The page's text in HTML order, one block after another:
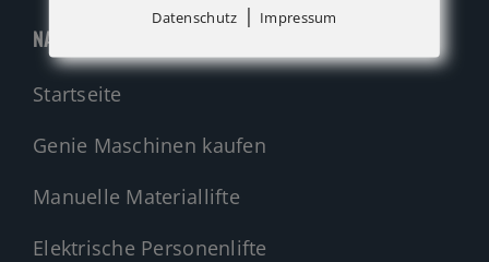
NAVIGATION
Startseite
Genie Maschinen kaufen
Manuelle Materiallifte
Elektrische Personenlifte
Datenschutz | Impressum